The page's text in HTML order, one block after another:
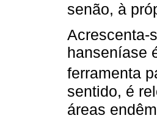
senão, à
Acrescenta-
hanseníase
ferramenta
sentido, é
áreas